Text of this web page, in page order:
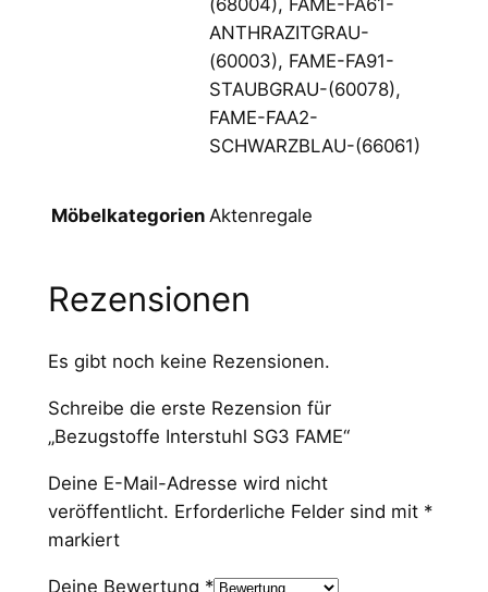
E
n
g
ANTHRAZITGRAU-
(60003), FAME-FA91-
STAUBGRAU-(60078),
FAME-FAA2-
SCHWARZBLAU-(66061)
Möbelkategorien Aktenregale
Rezensionen
Es gibt noch keine Rezensionen.
Schreibe die erste Rezension für
„Bezugstoffe Interstuhl SG3 FAME“
Deine E-Mail-Adresse wird nicht
veröffentlicht. Erforderliche Felder sind mit *
markiert
Deine Bewertung *